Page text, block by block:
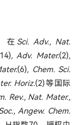
在 Sci. Adv., Nat.
, Adv. Mater.(2),
(6), Chem. Sci.
Horiz.(2)等国际
Rev., Nat. Mater.,
Angew. Chem.